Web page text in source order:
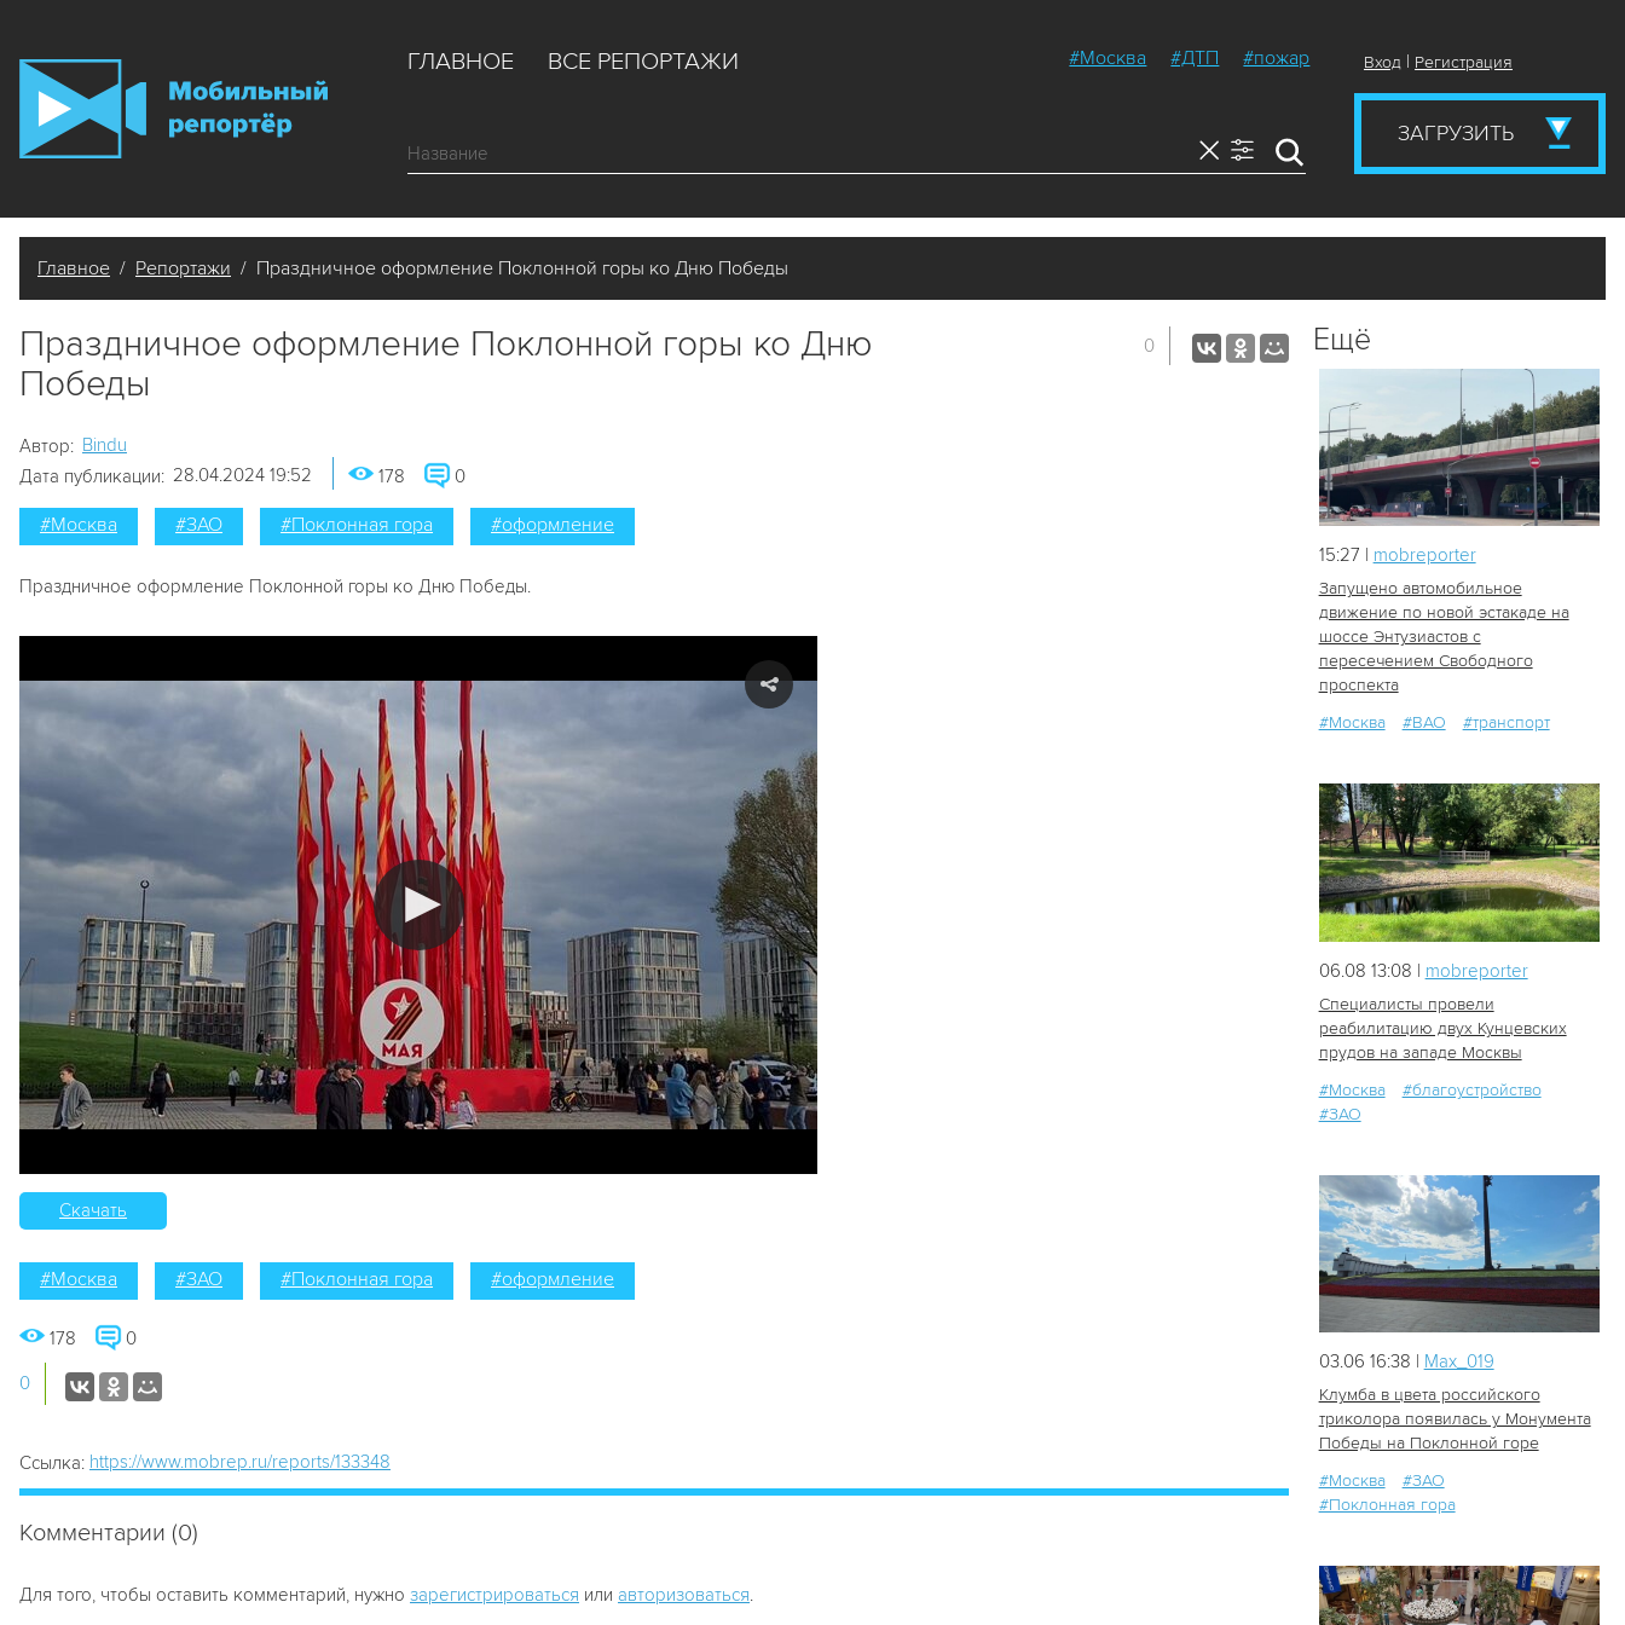
ГЛАВНОЕ ВСЕ РЕПОРТАЖИ #Москва #ДТП #пожар Вход | Регистрация
ЗАГРУЗИТЬ
Главное / Репортажи / Праздничное оформление Поклонной горы ко Дню Победы
Праздничное оформление Поклонной горы ко Дню
Победы
0
Автор: Bindu
Дата публикации: 28.04.2024 19:52 178 0
#Москва #ЗАО #Поклонная гора #оформление
Праздничное оформление Поклонной горы ко Дню Победы.
Скачать
#Москва #ЗАО #Поклонная гора #оформление
178 0
0
Ссылка: https://www.mobrep.ru/reports/133348
Комментарии (0)
Для того, чтобы оставить комментарий, нужно зарегистрироваться или авторизоваться.
Ещё
22
15:27 | mobreporter
Запущено автомобильное
движение по новой эстакаде на
шоссе Энтузиастов с
пересечением Свободного
проспекта
#Москва
#ВАО #транспорт
06.08 13:08 | mobreporter
Специалисты провели
реабилитацию двух Кунцевских
прудов на западе Москвы
#Москва
#благоустройство
#ЗАО
03.06 16:38 | Мах_019
Клумба в цвета российского
триколора появилась у Монумента
Победы на Поклонной горе
#Москва
#ЗАО
#Поклонная гора